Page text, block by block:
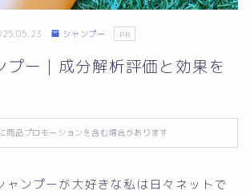
シャンプー PR
プー｜成分解析評価と効果を
商品プロモーションを含む場合があります
ャンプーが大好きな私は日々ネットで